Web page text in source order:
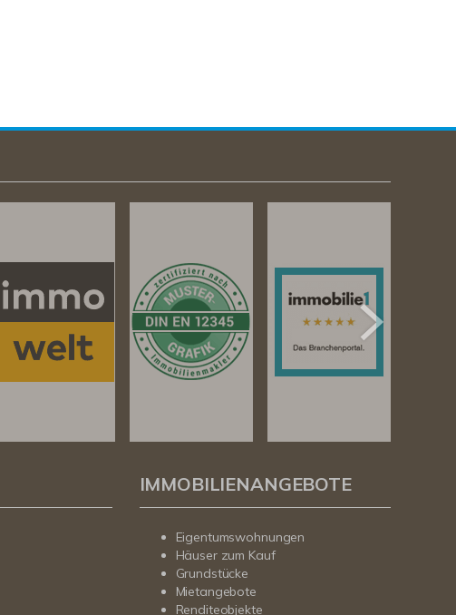
IMMOBILIENANGEBOTE
Eigentumswohnungen
Häuser zum Kauf
Grundstücke
Mietangebote
Renditeobjekte